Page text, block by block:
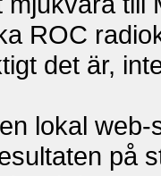
ROC
det är,
lokal
på